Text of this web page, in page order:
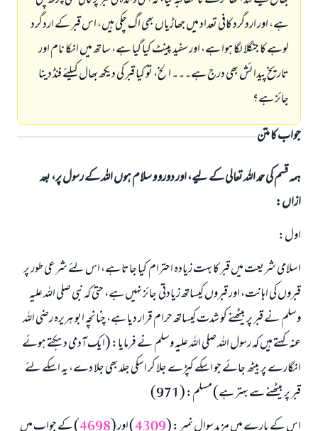
ہے، اور اردگرد کافی تعداد میں جھاڑیاں بھی اگ چکی ہیں، اس قبر کے اردگرد
لوہے کا جنگلا لگا ہوا ہے، اور سفید پینٹ کیا گیا ہے، ساتھ میں انکا نام اور
تاریخ پیدائش بھی درج ہے۔۔۔ الخ، تو کیا قبر کی دیکھ بھال کیلئے فنڈ دینا
جائز ہے؟
جواب کا متن
ہمہ قسم کی حمد اللہ تعالی کے لیے، اور دورو و سلام ہوں اللہ کے رسول پر، بعد
ازاں:
اول:
اسلامی شریعت میں قبر کا بہت زیادہ احترام کیا جاتا ہے، اس لئے شرعی طور پر
قبروں کی اہانت، اور قبروں کیساتھ زیادتی جائز نہیں ہے، حتی کہ نبی صلی اللہ علیہ
وسلم نے قبر پر بیٹھنے کو شدت کیساتھ حرام قرار دیا ہے، چنانچہ ابو ہریرہ رضی اللہ
عنہ کہتے ہیں کہ رسول اللہ صلی اللہ علیہ وسلم نے فرمایا: (ایک آدمی دہکتے ہوئے
انگارے پر بیٹھ جائے جو اسکے کپڑے جلا کر اسکی جلد بھی جلا دے، یہ اسکے لئے
قبر پر بیٹھنے سے بہتر ہے) مسلم: (971)